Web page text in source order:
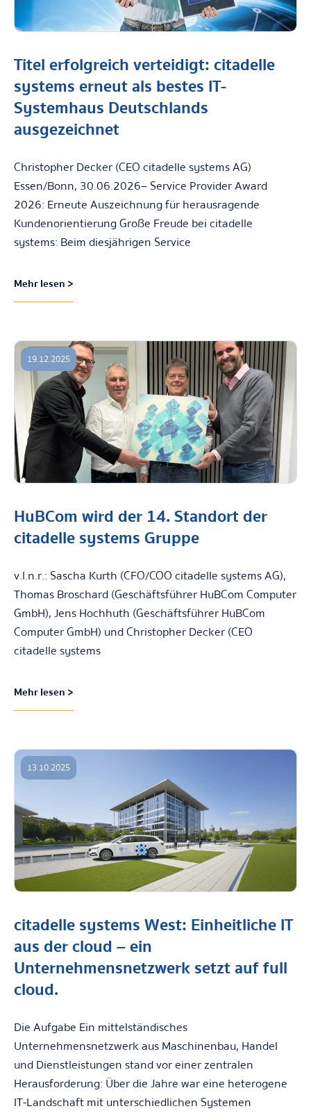
Titel erfolgreich verteidigt: citadelle
systems erneut als bestes IT-
Systemhaus Deutschlands
ausgezeichnet
Christopher Decker (CEO citadelle systems AG)
Essen/Bonn, 30.06.2026– Service Provider Award
2026: Erneute Auszeichnung für herausragende
Kundenorientierung Große Freude bei citadelle
systems: Beim diesjährigen Service
Mehr lesen >
HuBCom wird der 14. Standort der
citadelle systems Gruppe
v.l.n.r.: Sascha Kurth (CFO/COO citadelle systems AG),
Thomas Broschard (Geschäftsführer HuBCom Computer
GmbH), Jens Hochhuth (Geschäftsführer HuBCom
Computer GmbH) und Christopher Decker (CEO
citadelle systems
Mehr lesen >
19.12.2025
citadelle systems West: Einheitliche IT
aus der cloud – ein
Unternehmensnetzwerk setzt auf full
cloud.
Die Aufgabe Ein mittelständisches
Unternehmensnetzwerk aus Maschinenbau, Handel
und Dienstleistungen stand vor einer zentralen
Herausforderung: Über die Jahre war eine heterogene
IT-Landschaft mit unterschiedlichen Systemen
13.10.2025